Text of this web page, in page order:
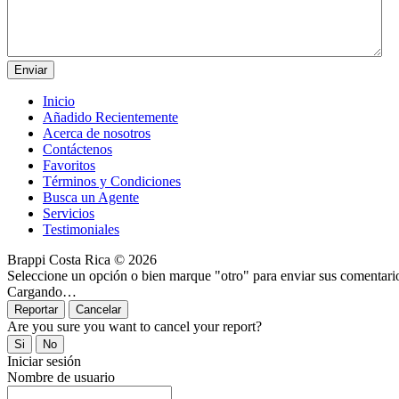
Inicio
Añadido Recientemente
Acerca de nosotros
Contáctenos
Favoritos
Términos y Condiciones
Busca un Agente
Servicios
Testimoniales
Brappi Costa Rica © 2026
Seleccione un opción o bien marque "otro" para enviar sus
Cargando…
Are you sure you want to cancel your report?
Iniciar sesión
Nombre de usuario